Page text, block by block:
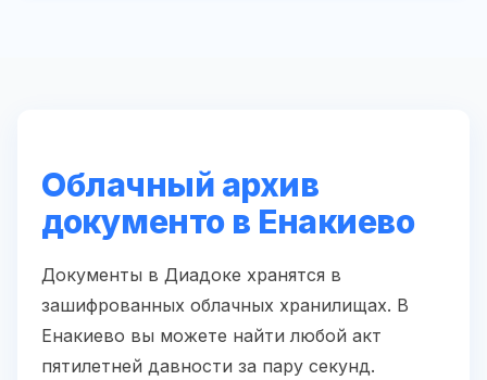
Облачный архив
документо в Енакиево
Документы в Диадоке хранятся в
зашифрованных облачных хранилищах. В
Енакиево вы можете найти любой акт
пятилетней давности за пару секунд.